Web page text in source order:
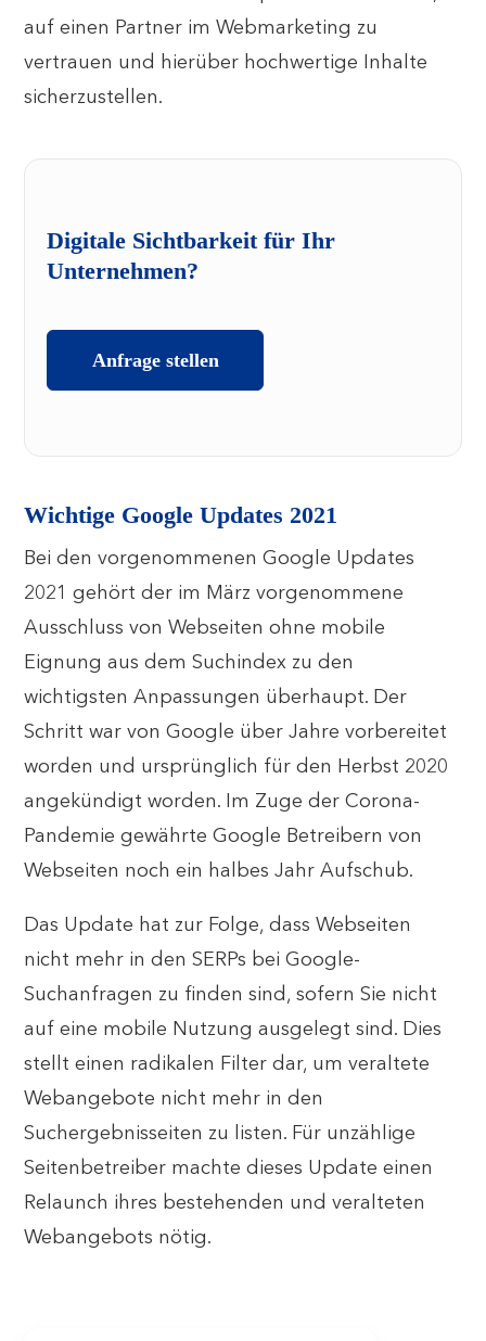
auf einen Partner im Webmarketing zu
vertrauen und hierüber hochwertige Inhalte
sicherzustellen.
Digitale Sichtbarkeit für Ihr
Unternehmen?
Anfrage stellen
Wichtige Google Updates 2021
Bei den vorgenommenen Google Updates
2021 gehört der im März vorgenommene
Ausschluss von Webseiten ohne mobile
Eignung aus dem Suchindex zu den
wichtigsten Anpassungen überhaupt. Der
Schritt war von Google über Jahre vorbereitet
worden und ursprünglich für den Herbst 2020
angekündigt worden. Im Zuge der Corona-
Pandemie gewährte Google Betreibern von
Webseiten noch ein halbes Jahr Aufschub.
Das Update hat zur Folge, dass Webseiten
nicht mehr in den SERPs bei Google-
Suchanfragen zu finden sind, sofern Sie nicht
auf eine mobile Nutzung ausgelegt sind. Dies
stellt einen radikalen Filter dar, um veraltete
Webangebote nicht mehr in den
Suchergebnisseiten zu listen. Für unzählige
Seitenbetreiber machte dieses Update einen
Relaunch ihres bestehenden und veralteten
Webangebots nötig.